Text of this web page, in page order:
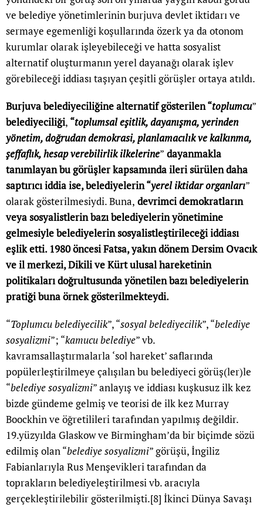
ve belediye yönetimlerinin burjuva devlet iktidarı ve
sermaye egemenliği koşullarında özerk ya da otonom
kurumlar olarak işleyebileceği ve hatta sosyalist
alternatif oluşturmanın yerel dayanağı olarak işlev
görebileceği iddiası taşıyan çeşitli görüşler ortaya atıldı.
Burjuva belediyeciliğine alternatif gösterilen “toplumcu”
belediyeciliği, “toplumsal eşitlik, dayanışma, yerinden
yönetim, doğrudan demokrasi, planlamacılık ve kalkınma,
şeffaflık, hesap verebilirlik ilkelerine” dayanmakla
tanımlayan bu görüşler kapsamında ileri sürülen daha
saptırıcı iddia ise, belediyelerin “yerel iktidar organları”
olarak gösterilmesiydi. Buna, devrimci demokratların
veya sosyalistlerin bazı belediyelerin yönetimine
gelmesiyle belediyelerin sosyalistleştirileceği iddiası
eşlik etti. 1980 öncesi Fatsa, yakın dönem Dersim Ovacık
ve il merkezi, Dikili ve Kürt ulusal hareketinin
politikaları doğrultusunda yönetilen bazı belediyelerin
pratiği buna örnek gösterilmekteydi.
“Toplumcu belediyecilik”, “sosyal belediyecilik”, “belediye
sosyalizmi”; “kamucu belediye” vb.
kavramsallaştırmalarla ‘sol hareket’ saflarında
popülerleştirilmeye çalışılan bu belediyeci görüş(ler)le
“belediye sosyalizmi” anlayış ve iddiası kuşkusuz ilk kez
bizde gündeme gelmiş ve teorisi de ilk kez Murray
Boockhin ve öğretilileri tarafından yapılmış değildir.
19.yüzyılda Glaskow ve Birmingham’da bir biçimde sözü
edilmiş olan “belediye sosyalizmi” görüşü, İngiliz
Fabianlarıyla Rus Menşevikleri tarafından da
toprakların belediyeleştirilmesi vb. aracıyla
gerçekleştirilebilir gösterilmişti.[8] İkinci Dünya Savaşı